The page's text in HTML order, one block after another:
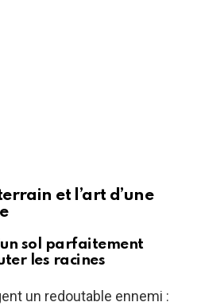
et l’art d’une
sol parfaitement
les racines
un redoutable ennemi :